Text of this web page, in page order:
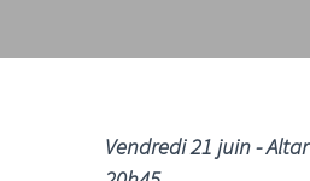
Vendredi 21 juin - Altar